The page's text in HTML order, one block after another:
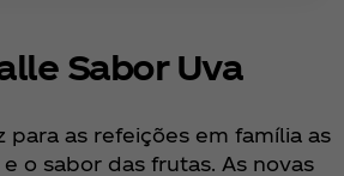
Sabor Uva
para as refeições em família as
o sabor das frutas. As novas